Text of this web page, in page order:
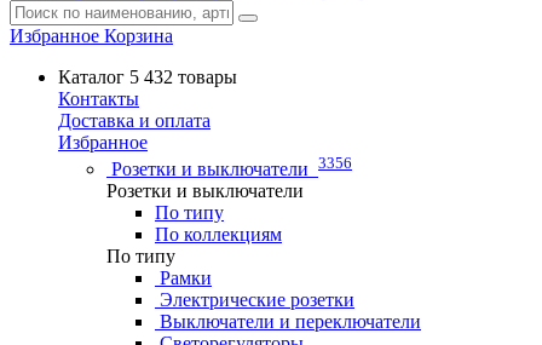
Избранное Корзина
Каталог 5 432 товары
Контакты
Доставка и оплата
Избранное
Розетки и выключатели 3356
Розетки и выключатели
По типу
По коллекциям
По типу
Рамки
Электрические розетки
Выключатели и переключатели